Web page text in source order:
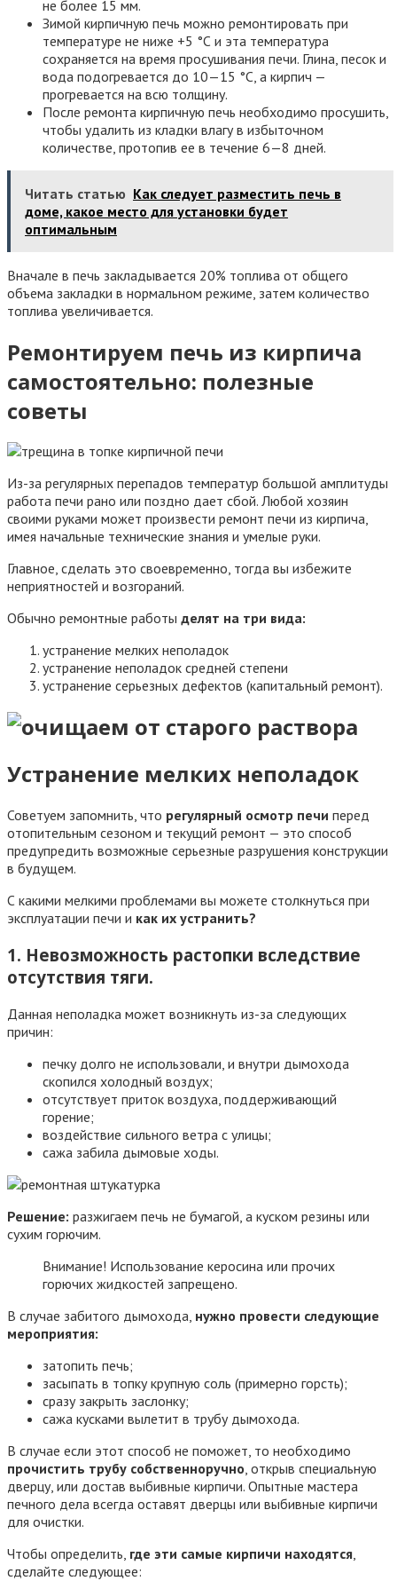
не более 15 мм.
Зимой кирпичную печь можно ремонтировать при
температуре не ниже +5 °С и эта температура
сохраняется на время просушивания печи. Глина, песок и
вода подогревается до 10—15 °С, а кирпич —
прогревается на всю толщину.
После ремонта кирпичную печь необходимо просушить,
чтобы удалить из кладки влагу в избыточном
количестве, протопив ее в течение 6—8 дней.
Читать статью Как следует разместить печь в
доме, какое место для установки будет
оптимальным
Вначале в печь закладывается 20% топлива от общего
объема закладки в нормальном режиме, затем количество
топлива увеличивается.
Ремонтируем печь из кирпича
самостоятельно: полезные
советы
Из-за регулярных перепадов температур большой амплитуды
работа печи рано или поздно дает сбой. Любой хозяин
своими руками может произвести ремонт печи из кирпича,
имея начальные технические знания и умелые руки.
Главное, сделать это своевременно, тогда вы избежите
неприятностей и возгораний.
Обычно ремонтные работы делят на три вида:
устранение мелких неполадок
устранение неполадок средней степени
устранение серьезных дефектов (капитальный ремонт).
Устранение мелких неполадок
Советуем запомнить, что регулярный осмотр печи перед
отопительным сезоном и текущий ремонт — это способ
предупредить возможные серьезные разрушения конструкции
в будущем.
С какими мелкими проблемами вы можете столкнуться при
эксплуатации печи и как их устранить?
1. Невозможность растопки вследствие
отсутствия тяги.
Данная неполадка может возникнуть из-за следующих
причин:
печку долго не использовали, и внутри дымохода
скопился холодный воздух;
отсутствует приток воздуха, поддерживающий
горение;
воздействие сильного ветра с улицы;
сажа забила дымовые ходы.
Решение: разжигаем печь не бумагой, а куском резины или
сухим горючим.
Внимание! Использование керосина или прочих
горючих жидкостей запрещено.
В случае забитого дымохода, нужно провести следующие
мероприятия:
затопить печь;
засыпать в топку крупную соль (примерно горсть);
сразу закрыть заслонку;
сажа кусками вылетит в трубу дымохода.
В случае если этот способ не поможет, то необходимо
прочистить трубу собственноручно , открыв специальную
дверцу, или достав выбивные кирпичи. Опытные мастера
печного дела всегда оставят дверцы или выбивные кирпичи
для очистки.
Чтобы определить, где эти самые кирпичи находятся
сделайте следующее: